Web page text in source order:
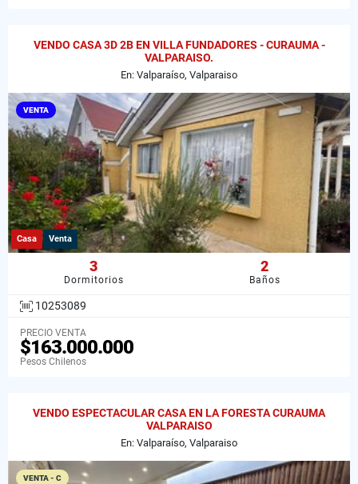
VENDO CASA 3D 2B EN VILLA FUNDADORES - CURAUMA -
VALPARAISO.
En: Valparaíso, Valparaiso
VENTA
Casa Venta
3
Dormitorios
2
Baños
10253089
PRECIO VENTA
$163.000.000
Pesos Chilenos
VENDO ESPECTACULAR CASA EN LA FORESTA CURAUMA
VALPARAISO
En: Valparaíso, Valparaiso
VENTA - C